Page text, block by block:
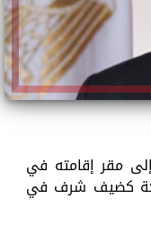
مقر إقامته في
كضيف شرف في